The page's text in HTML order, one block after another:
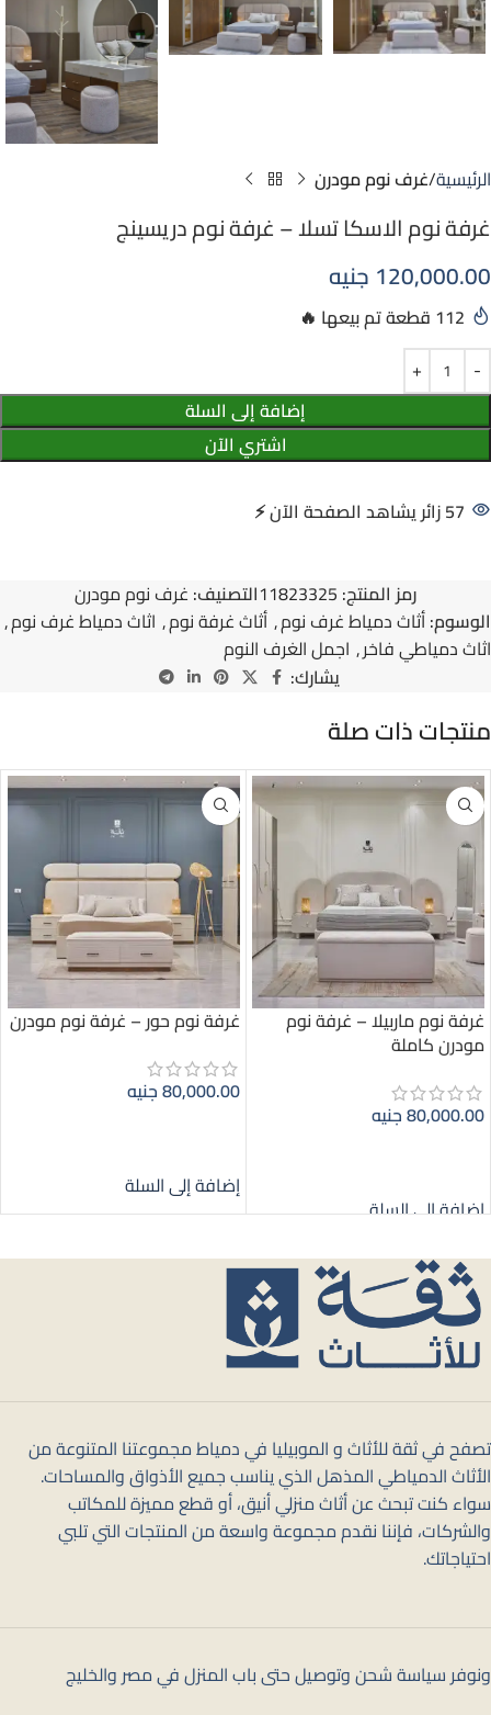
الرئيسية غرف نوم مودرن
غرفة نوم الاسكا تسلا – غرفة نوم دريسينج
120,000.00 جنيه
112
إضافة إلى السلة
اشتري الآن
57
رمز المنتج: 11823325التصنيف: غرف نوم مودرن
الوسوم:أثاث دمياط غرف نوم, أثاث غرفة نوم, اثاث دمياط غرف نوم,
اثاث دمياطي فاخر, اجمل الغرف النوم
يشارك:
منتجات ذات صلة
غرفة نوم ماربيلا – غرفة نوم
مودرن كاملة
80,000.00جنيه
إضافة إلى السلة
غرفة نوم حور – غرفة نوم مودرن
80,000.00جنيه
إضافة إلى السلة
تصفح في ثقة للأثاث و الموبيليا في دمياط مجموعتنا المتنوعة من
الأثاث الدمياطي المذهل الذي يناسب جميع الأذواق والمساحات.
سواء كنت تبحث عن أثاث منزلي أنيق، أو قطع مميزة للمكاتب
والشركات، فإننا نقدم مجموعة واسعة من المنتجات التي تلبي
احتياجاتك.
ونوفر سياسة شحن وتوصيل حتى باب المنزل في مصر والخليج